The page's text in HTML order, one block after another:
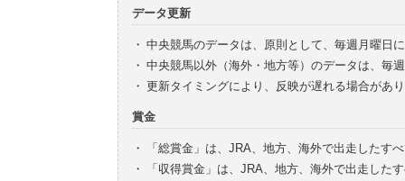
データ更新
・ 中央競馬のデータは、原則として、毎週月曜日
・ 中央競馬以外（海外・地方等）のデータは、毎
・ 更新タイミングにより、反映が遅れる場合があ
賞金
・
「総賞金」は、JRA、地方、海外で出走したす
・
「収得賞金」は、JRA、地方、海外で出走した